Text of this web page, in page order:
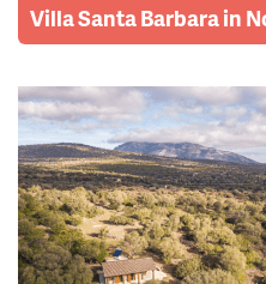
Villa Santa Barbara in